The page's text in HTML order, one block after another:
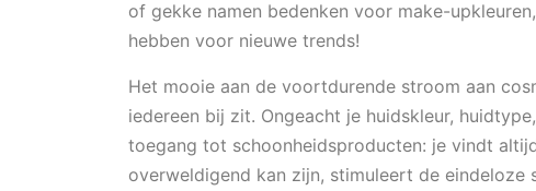
of gekke namen bedenken voor make-
hebben voor nieuwe trends!
Het mooie aan de voortdurende stroom aan
iedereen bij zit. Ongeacht je huidskleur,
toegang tot schoonheidsproducten: je vindt
overweldigend kan zijn, stimuleert de